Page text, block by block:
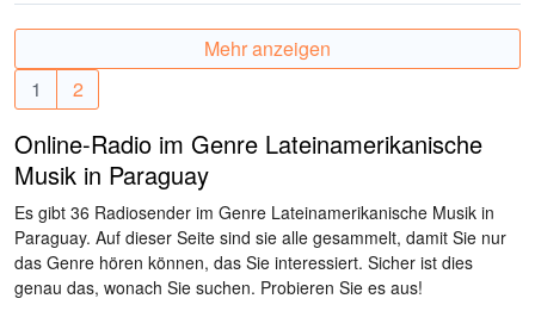
Mehr anzeigen
1
2
Online-Radio im Genre Lateinamerikanische
Musik in Paraguay
Es gibt 36 Radiosender im Genre Lateinamerikanische Musik in
Paraguay. Auf dieser Seite sind sie alle gesammelt, damit Sie nur
das Genre hören können, das Sie interessiert. Sicher ist dies
genau das, wonach Sie suchen. Probieren Sie es aus!